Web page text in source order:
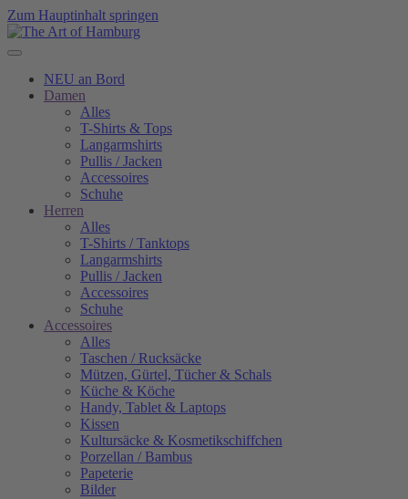
Zum Hauptinhalt springen
NEU an Bord
Damen
Alles
T-Shirts & Tops
Langarmshirts
Pullis / Jacken
Accessoires
Schuhe
Herren
Alles
T-Shirts / Tanktops
Langarmshirts
Pullis / Jacken
Accessoires
Schuhe
Accessoires
Alles
Taschen / Rucksäcke
Mützen, Gürtel, Tücher & Schals
Küche & Köche
Handy, Tablet & Laptops
Kissen
Kultursäcke & Kosmetikschiffchen
Porzellan / Bambus
Papeterie
Bilder